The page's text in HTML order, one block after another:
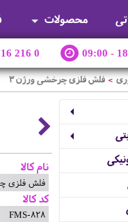
محصولات
216 0 09:00 -
> فلش فلزی چرخشی ورژن 3
نام کالا
فلش فلزی
کد کالا
FMS-828